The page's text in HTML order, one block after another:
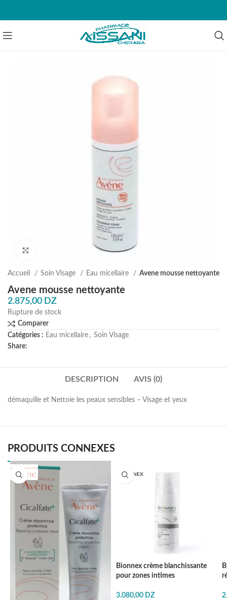
Accueil Soin Visage Eau micellaire Avene mousse nettoyante
Avene mousse nettoyante
2.875,00 DZ
Rupture de stock
Comparer
Catégories : Eau micellaire , Soin Visage
Share:
DESCRIPTION AVIS (0)
démaquille et Nettoie les peaux sensibles – Visage et yeux
PRODUITS CONNEXES
BIONNEX
Bionnex crème blanchissante
pour zones intimes
3.080,00 DZ